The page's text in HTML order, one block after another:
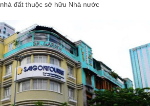
nhà đất thuộc sở hữu Nhà nước